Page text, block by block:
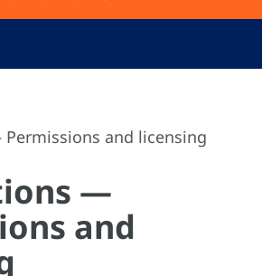
and licensing
—
and